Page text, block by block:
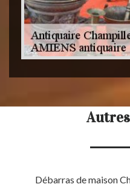
Débarras de maison